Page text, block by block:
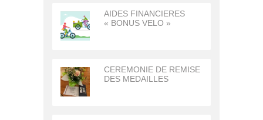
AIDES FINANCIERES
« BONUS VELO »
CEREMONIE DE REMISE
DES MEDAILLES